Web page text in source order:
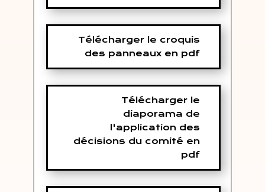
Télécharger le croquis
des panneaux en pdf
Télécharger le
diaporama de
l'application des
décisions du comité en
pdf